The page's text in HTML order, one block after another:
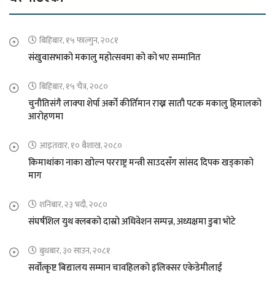
बिहिबार, १५ फाल्गुन, २०८१
संखुवासभाको मकालु महोत्सवमा को को भए सम्मानित
बिहिबार, १५ चैत्र, २०८०
चुनौतिसंगै लाक्पा शेर्पा अर्को कीर्तिमान राख्न सातौ पटक मकालु हिमालको
आरोहणमा
आइतवार, १० बैशाख, २०८०
किमाथांका नाका खोल्न परराष्ट्र मन्त्री साउदसँग सांसद दिपक खड्काको
माग
शनिबार, २३ भदौ, २०८०
संघर्षशिल युथ क्लबको दास्रो अधिवेशन सम्पन्न, अध्यक्षमा डुबा भोटे
बुधबार, ३० साउन, २०८१
सर्वोत्कृष्ट बिद्यालय सम्मान चावहिलको इलिक्सर एकेडेमीलाई